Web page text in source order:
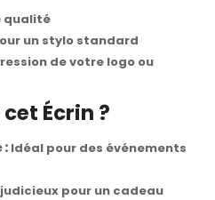
qualité
un stylo standard
de votre logo ou
Écrin ?
: Idéal pour des événements
pour un cadeau